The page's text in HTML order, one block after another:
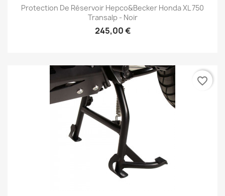
Protection De Réservoir Hepco&Becker Honda XL 750
Transalp - Noir
245,00 €
favorite_border